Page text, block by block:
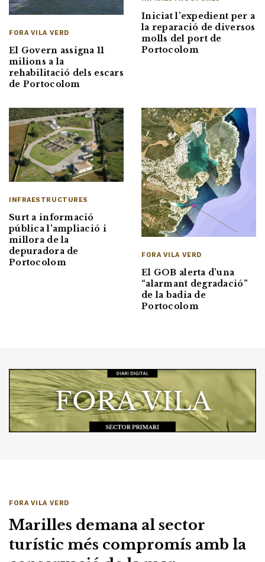
FORA VILA VERD
El Govern assigna 11
milions a la
rehabilitació dels escars
de Portocolom
Iniciat l’expedient per a
la reparació de diversos
molls del port de
Portocolom
INFRAESTRUCTURES
Surt a informació
pública l’ampliació i
millora de la
depuradora de
Portocolom
FORA VILA VERD
El GOB alerta d’una
“alarmant degradació”
de la badia de
Portocolom
FORA VILA VERD
Marilles demana al sector
turístic més compromís amb la